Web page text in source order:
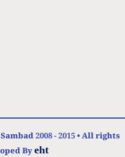
2008 - 2015 • All rights
Byeht